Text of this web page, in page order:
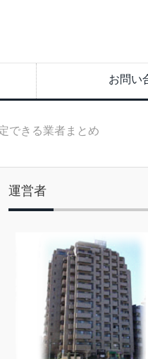
お問い
できる業者まとめ
運営者